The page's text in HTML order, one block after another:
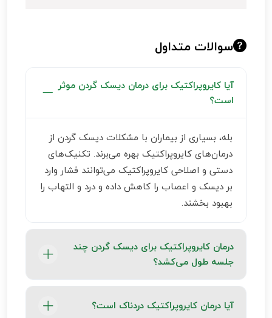
سوالات متداول
آیا کایروپراکتیک برای درمان دیسک گردن موثر
است؟
بله، بسیاری از بیماران با مشکلات دیسک گردن از
درمان‌های کایروپراکتیک بهره می‌برند. تکنیک‌های
دستی و اصلاحی کایروپراکتیک می‌توانند فشار وارد
بر دیسک و اعصاب را کاهش داده و درد و التهاب را
بهبود بخشند.
درمان کایروپراکتیک برای دیسک گردن چند
جلسه طول می‌کشد؟
تعداد جلسات بستگی به شدت آسیب دیسک،
میزان درد و پاسخ بدن بیمار به درمان دارد. معمولاً
آیا درمان کایروپراکتیک دردناک است؟